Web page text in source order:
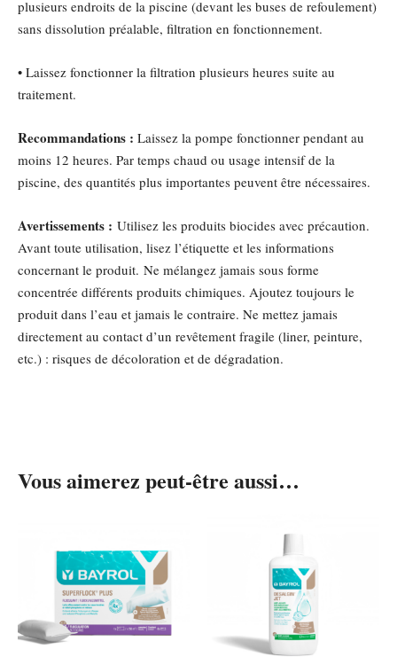
plusieurs endroits de la piscine (devant les buses de refoulement)
sans dissolution préalable, filtration en fonctionnement.
• Laissez fonctionner la filtration plusieurs heures suite au
traitement.
Recommandations : Laissez la pompe fonctionner pendant au
moins 12 heures. Par temps chaud ou usage intensif de la
piscine, des quantités plus importantes peuvent être nécessaires.
Avertissements : Utilisez les produits biocides avec précaution.
Avant toute utilisation, lisez l’étiquette et les informations
concernant le produit. Ne mélangez jamais sous forme
concentrée différents produits chimiques. Ajoutez toujours le
produit dans l’eau et jamais le contraire. Ne mettez jamais
directement au contact d’un revêtement fragile (liner, peinture,
etc.) : risques de décoloration et de dégradation.
Vous aimerez peut-être aussi…